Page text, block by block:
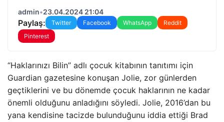
admin•23.04.2024 21:04
Paylaş: Twitter Facebook WhatsApp
Reddit
Pinterest
“Haklarınızı Bilin” adlı çocuk kitabının tanıtımı için
Guardian gazetesine konuşan Jolie, zor günlerden
geçtiklerini ve bu dönemde çocuk haklarının ne kadar
önemli olduğunu anladığını söyledi. Jolie, 2016’dan bu
yana kendisine tacizde bulunduğunu iddia ettiği Brad